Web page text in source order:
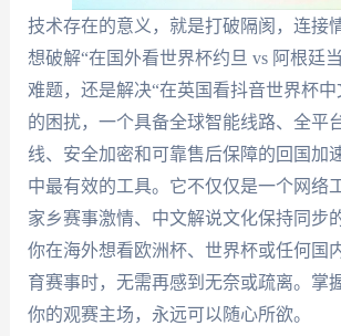
技术存在的意义，就是打破隔阂，连接
想破解“在国外看世界杯约旦 vs 阿根廷
难题，还是解决“在英国看抖音世界杯
的困扰，一个具备全球智能线路、全平
线、安全加密和可靠售后保障的回国加
中最有效的工具。它不仅仅是一个网络
家乡赛事激情、中文解说文化保持同步
你在海外想看欧洲杯、世界杯或任何国
育赛事时，无需再感到无奈或疏离。掌
你的观赛主场，永远可以随心所欲。